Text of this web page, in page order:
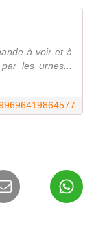
à voir et à
les urnes...